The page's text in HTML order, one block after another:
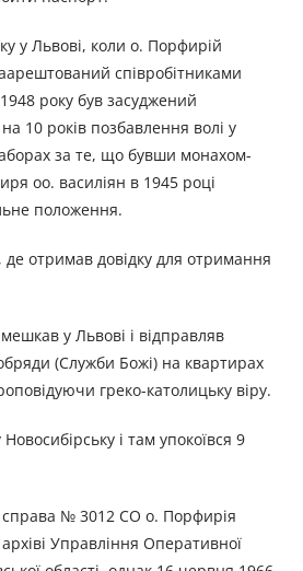
у Львові, коли о. Порфирій
співробітниками
року був засуджений
10 років позбавлення волі у
за те, що бувши монахом-
оо. василіян в 1945 році
положення.
отримав довідку для отримання
у Львові i відправляв
обряди (Служби Божі) на квартирах
греко-католицьку віру.
і там упокоївся 9
справа № 3012 СО о. Порфирія
Управління Оперативної